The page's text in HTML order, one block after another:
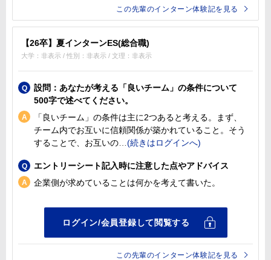
この先輩のインターン体験記を見る
【26卒】夏インターンES(総合職)
大学：非表示 / 性別：非表示 / 文理：非表示
設問：あなたが考える「良いチーム」の条件について
500字で述べてください。
「良いチーム」の条件は主に2つあると考える。まず、
チーム内でお互いに信頼関係が築かれていること。そう
することで、お互いの
エントリーシート記入時に注意した点やアドバイス
企業側が求めていることは何かを考えて書いた。
この先輩のインターン体験記を見る